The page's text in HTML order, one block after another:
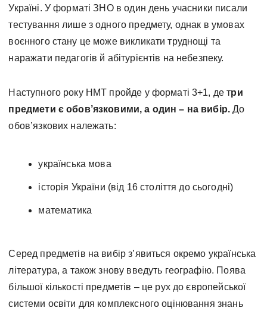
Україні. У форматі ЗНО в один день учасники писали
тестування лише з одного предмету, однак в умовах
воєнного стану це може викликати труднощі та
наражати педагогів й абітурієнтів на небезпеку.
Наступного року НМТ пройде у форматі 3+1, де три
предмети є обов’язковими, а один – на вибір. До
обов’язкових належать:
українська мова
історія України (від 16 століття до сьогодні)
математика
Серед предметів на вибір з’явиться окремо українська
література, а також знову введуть географію. Поява
більшої кількості предметів – це рух до європейської
системи освіти для комплексного оцінювання знань